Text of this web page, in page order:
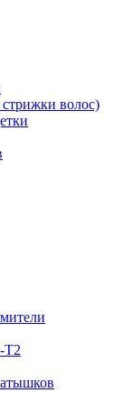
волос)
T2